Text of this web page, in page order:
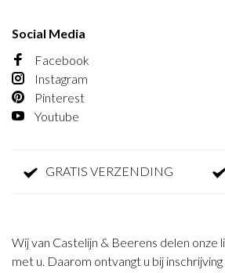
Social Media
Facebook
Instagram
Pinterest
Youtube
GRATIS VERZENDING
Wij van Castelijn & Beerens delen onze
met u. Daarom ontvangt u bij